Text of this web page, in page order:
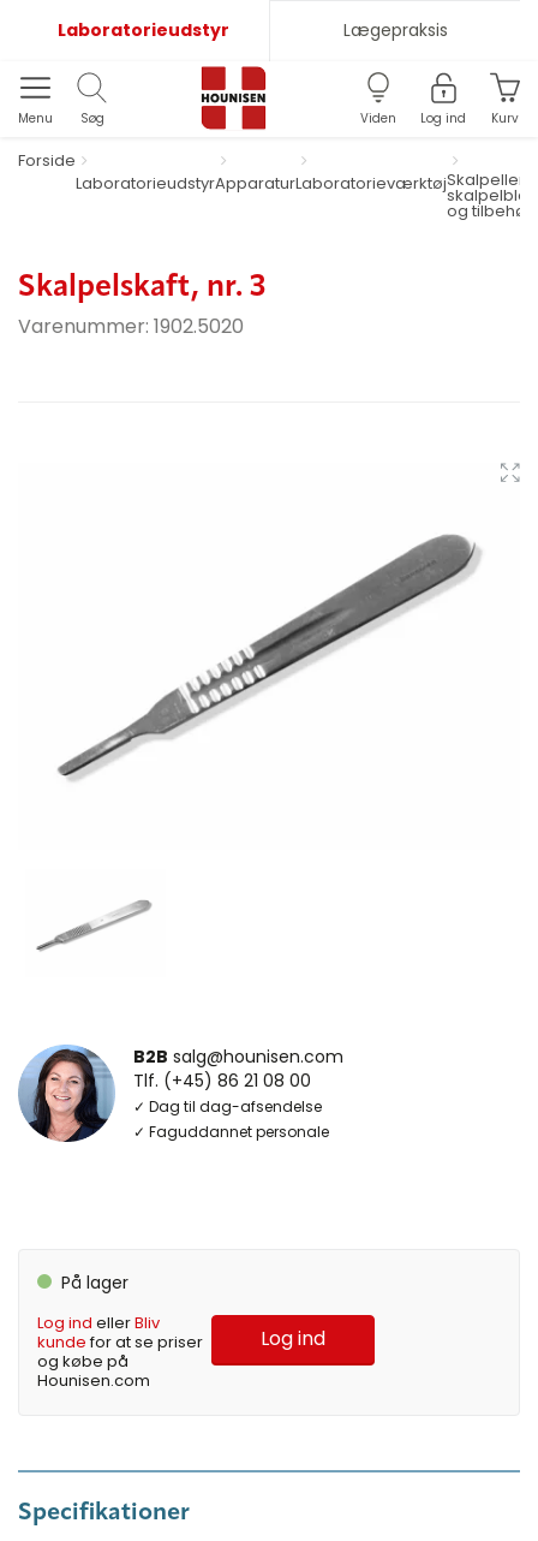
Laboratorieudstyr Lægepraksis
Menu Søg Viden Log ind Kurv
Forside
LaboratorieudstyrApparaturLaboratorieværktøjSkalpeller,
og tilbehør
Skalpelskaft, nr. 3
Varenummer: 1902.5020
B2B salg@hounisen.com
Tlf. (+45) 86 21 08 00
✓ Dag til dag-afsendelse
✓ Faguddannet personale
På lager
Log ind ellerBliv
kundefor at se priser
og købe på
Hounisen.com
Log ind
Specifikationer